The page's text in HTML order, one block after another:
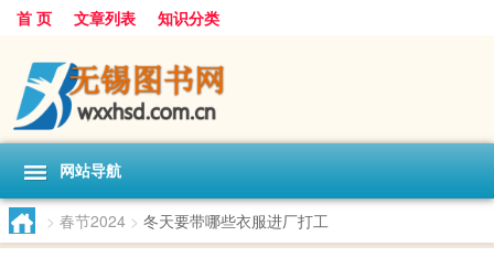
首 页 文章列表 知识分类
网站导航
> 春节2024 > 冬天要带哪些衣服进厂打工